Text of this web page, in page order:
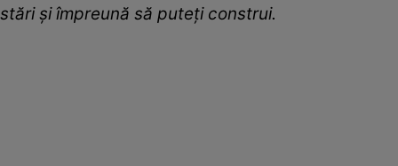
stări și împreună să puteți construi.